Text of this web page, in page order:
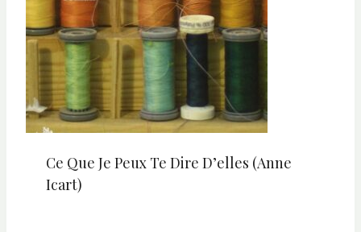
Ce Que Je Peux Te Dire D’elles (Anne
Icart)